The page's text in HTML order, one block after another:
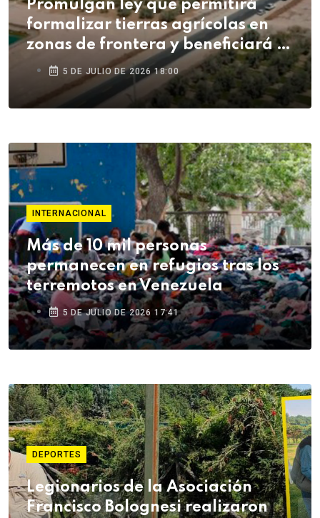
Promulgan ley que permitirá
formalizar tierras agrícolas en
zonas de frontera y beneficiará a
agricultores de Tacna
5 DE JULIO DE 2026 18:00
INTERNACIONAL
Más de 10 mil personas
permanecen en refugios tras los
terremotos en Venezuela
5 DE JULIO DE 2026 17:41
DEPORTES
Legionarios de la Asociación
Francisco Bolognesi realizaron